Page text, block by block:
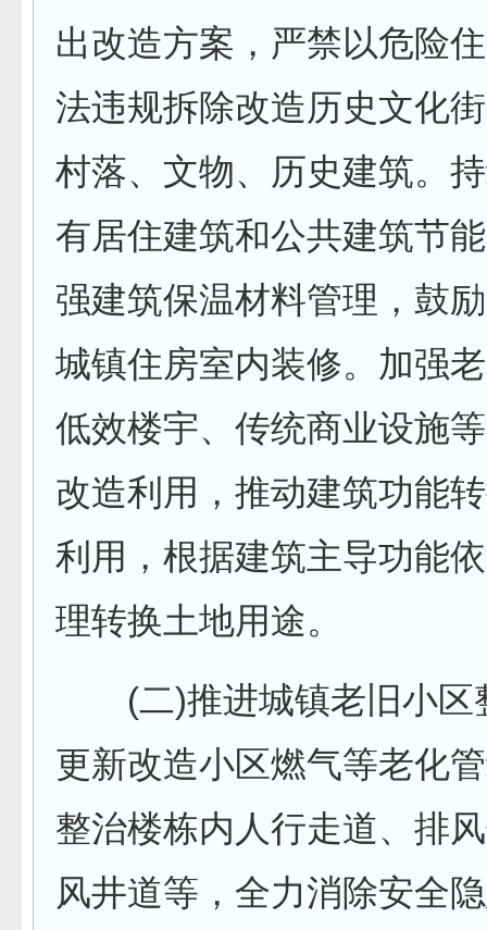
出改造方案，严禁以危险
法违规拆除改造历史文化
村落、文物、历史建筑。
有居住建筑和公共建筑节
强建筑保温材料管理，鼓
城镇住房室内装修。加强
低效楼宇、传统商业设施
改造利用，推动建筑功能
利用，根据建筑主导功能
理转换土地用途。
(二)推进城镇老旧小区
更新改造小区燃气等老化
整治楼栋内人行走道、排
风井道等，全力消除安全